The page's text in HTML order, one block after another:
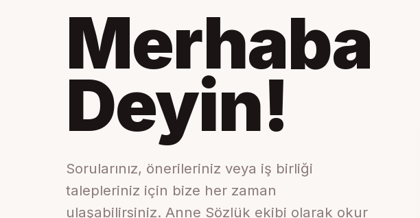
Merhaba
Deyin!
Sorularınız, önerileriniz veya iş birliği
talepleriniz için bize her zaman
ulaşabilirsiniz. Anne Sözlük ekibi olarak okur